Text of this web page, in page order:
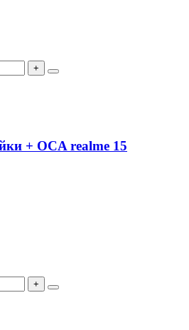
+
+ OCA realme 15
+